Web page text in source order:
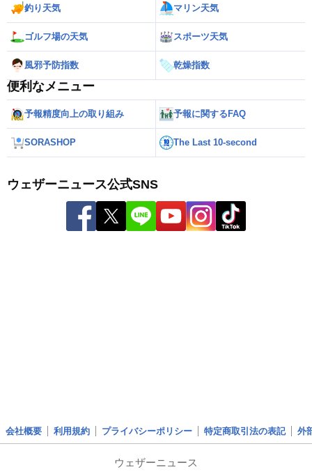
釣り天気 マリン天気
ゴルフ場の天気 スポーツ天気
風邪予防指数 乾燥指数
便利なメニュー
予報精度向上の取り組み 予報に関するFAQ
SORASHOP The Last 10-second
ウェザーニュース公式SNS
会社概要 利用規約 プライバシーポリシー 特定商取引法の表記 外
ウェザーニュース